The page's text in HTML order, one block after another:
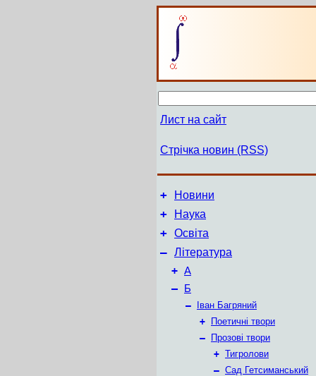
Лист на сайт
Стрічка новин (RSS)
+ Новини
+ Наука
+ Освіта
– Література
+ А
– Б
–
Іван Багряний
+
Поетичні твори
–
Прозові твори
+ Тигролови
– Сад Гетсиманський